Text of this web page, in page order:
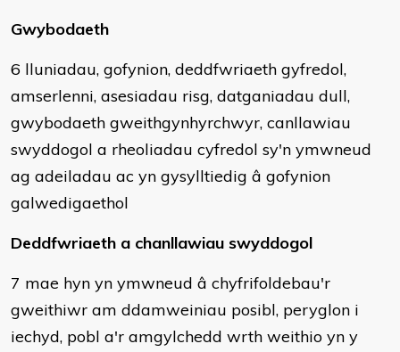
Gwybodaeth
6 lluniadau, gofynion, deddfwriaeth gyfredol,
amserlenni, asesiadau risg, datganiadau dull,
gwybodaeth gweithgynhyrchwyr, canllawiau
swyddogol a rheoliadau cyfredol sy'n ymwneud
ag adeiladau ac yn gysylltiedig â gofynion
galwedigaethol
Deddfwriaeth a chanllawiau swyddogol
7 mae hyn yn ymwneud â chyfrifoldebau'r
gweithiwr am ddamweiniau posibl, peryglon i
iechyd, pobl a'r amgylchedd wrth weithio yn y